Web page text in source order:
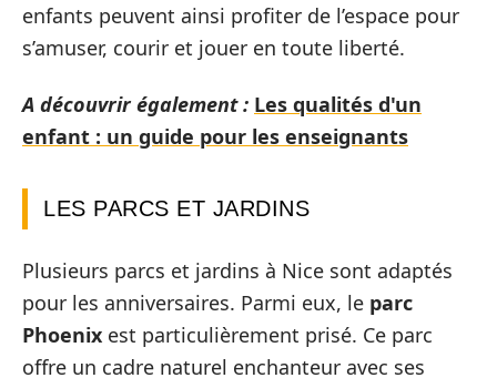
enfants peuvent ainsi profiter de l’espace pour
s’amuser, courir et jouer en toute liberté.
A découvrir également : Les qualités d'un
enfant : un guide pour les enseignants
LES PARCS ET JARDINS
Plusieurs parcs et jardins à Nice sont adaptés
pour les anniversaires. Parmi eux, le parc
Phoenix est particulièrement prisé. Ce parc
offre un cadre naturel enchanteur avec ses